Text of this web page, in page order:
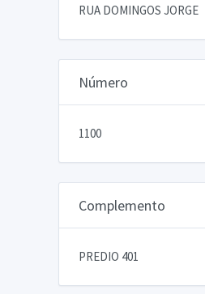
RUA DOMINGOS JORGE
Número
1100
Complemento
PREDIO 401